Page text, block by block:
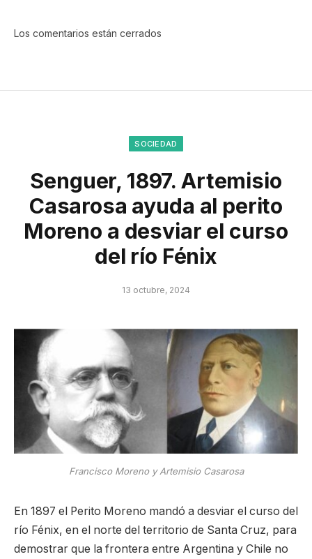
Los comentarios están cerrados
SOCIEDAD
Senguer, 1897. Artemisio
Casarosa ayuda al perito
Moreno a desviar el curso
del río Fénix
13 octubre, 2024
Francisco Moreno y Artemisio Casarosa
En 1897 el Perito Moreno mandó a desviar el curso del
río Fénix, en el norte del territorio de Santa Cruz, para
demostrar que la frontera entre Argentina y Chile no